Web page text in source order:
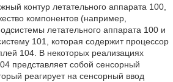
контур летательного аппарата 100,
компонентов (например,
летательного аппарата 100 и
101, которая содержит процессор
104. В некоторых реализациях
представляет собой сенсорный
реагирует на сенсорный ввод